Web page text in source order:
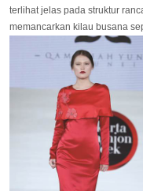
terlihat jelas pada struktur
memancarkan kilau busana